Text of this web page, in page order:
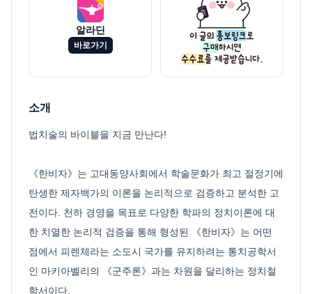
알라딘
바로가기
소개
법치술의 바이블을 지금 만난다!
《한비자》는 고대동양사회에서 학술문화가 최고 절정기에
탄생한 제자백가의 이론을 논리적으로 검증하고 분석한 고
전이다. 천하 경영을 목표로 다양한 학파의 정치이론에 대
한 치열한 논리적 검증을 통해 형성된 《한비자》는 어떤
점에서 피렌체라는 소도시 국가를 유지하려는 통치공학서
인 마키아벨리의 《군주론》과는 차원을 달리하는 정치철
학서이다.